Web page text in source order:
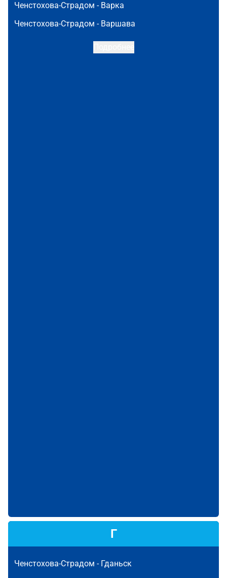
Ченстохова-Страдом - Варка
Ченстохова-Страдом - Варшава
Г
Ченстохова-Страдом - Гданьск